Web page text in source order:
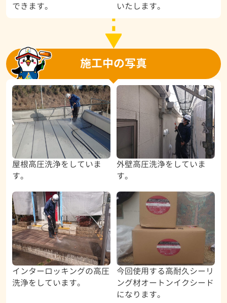
できます。
いたします。
施工中の写真
屋根高圧洗浄をしていま
す。
外壁高圧洗浄をしていま
す。
インターロッキングの高圧
洗浄をしています。
今回使用する高耐久シーリ
ング材オートンイクシード
になります。